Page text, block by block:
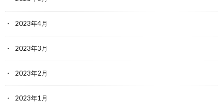
2023年4月
2023年3月
2023年2月
2023年1月